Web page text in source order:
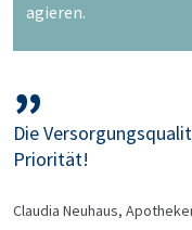
agieren.
Die
Priorität!
Claudia Neuhaus,